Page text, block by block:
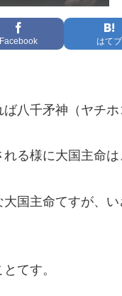
Facebook はてブ
八千矛神（ヤチ
る様に大国主命は
国主命てすが、
てす。